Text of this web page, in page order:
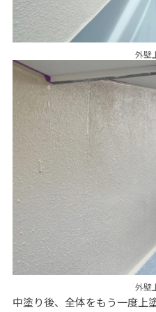
外壁
外壁
中塗り後、全体をもう一度上